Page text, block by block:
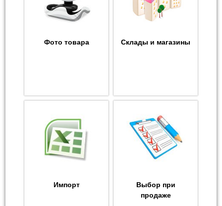
Фото товара Склады и магазины
Импорт
Выбор при
продаже